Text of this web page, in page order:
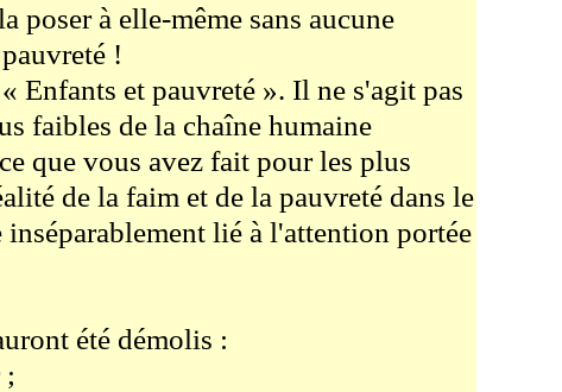
poser à elle-même sans aucune
!
Enfants et pauvreté ». Il ne s'agit pas
faibles de la chaîne humaine
que vous avez fait pour les plus
de la faim et de la pauvreté dans le
lié à l'attention portée
été démolis :
;